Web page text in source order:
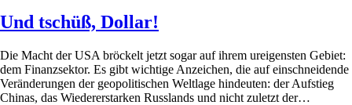
Und tschüß, Dollar!
Die Macht der USA bröckelt jetzt sogar auf ihrem ureigensten Gebiet:
dem Finanzsektor. Es gibt wichtige Anzeichen, die auf einschneidende
Veränderungen der geopolitischen Weltlage hindeuten: der Aufstieg
Chinas, das Wiedererstarken Russlands und nicht zuletzt der…